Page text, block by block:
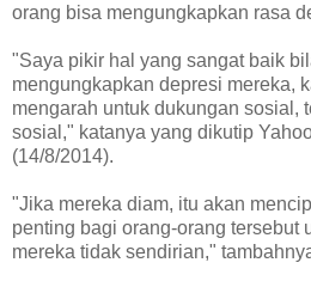
orang bisa mengungkapkan rasa
"Saya pikir hal yang sangat baik
mengungkapkan depresi mereka,
mengarah untuk dukungan sosial,
sosial," katanya yang dikutip
(14/8/2014).
"Jika mereka diam, itu akan
penting bagi orang-orang tersebut
mereka tidak sendirian,"